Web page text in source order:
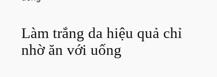
Làm trắng da hiệu quả chỉ
nhờ ăn với uống